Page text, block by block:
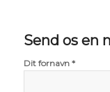
Send os en
Dit fornavn *